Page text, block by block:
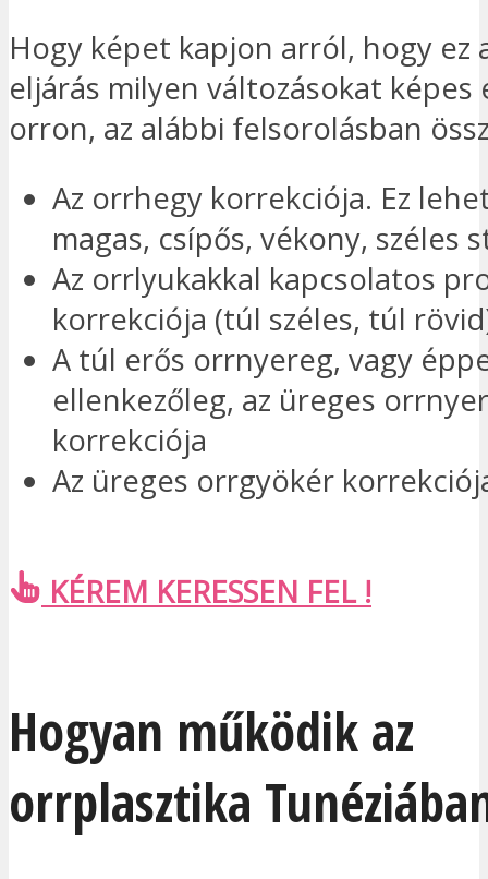
Hogy képet kapjon arról, hogy ez
eljárás milyen változásokat képes
orron, az alábbi felsorolásban
Az orrhegy korrekciója. Ez
magas, csípős, vékony, széles
Az orrlyukakkal kapcsolatos
korrekciója (túl széles, túl
A túl erős orrnyereg, vagy
ellenkezőleg, az üreges
korrekciója
Az üreges orrgyökér
KÉREM KERESSEN FEL !
Hogyan működik az
orrplasztika